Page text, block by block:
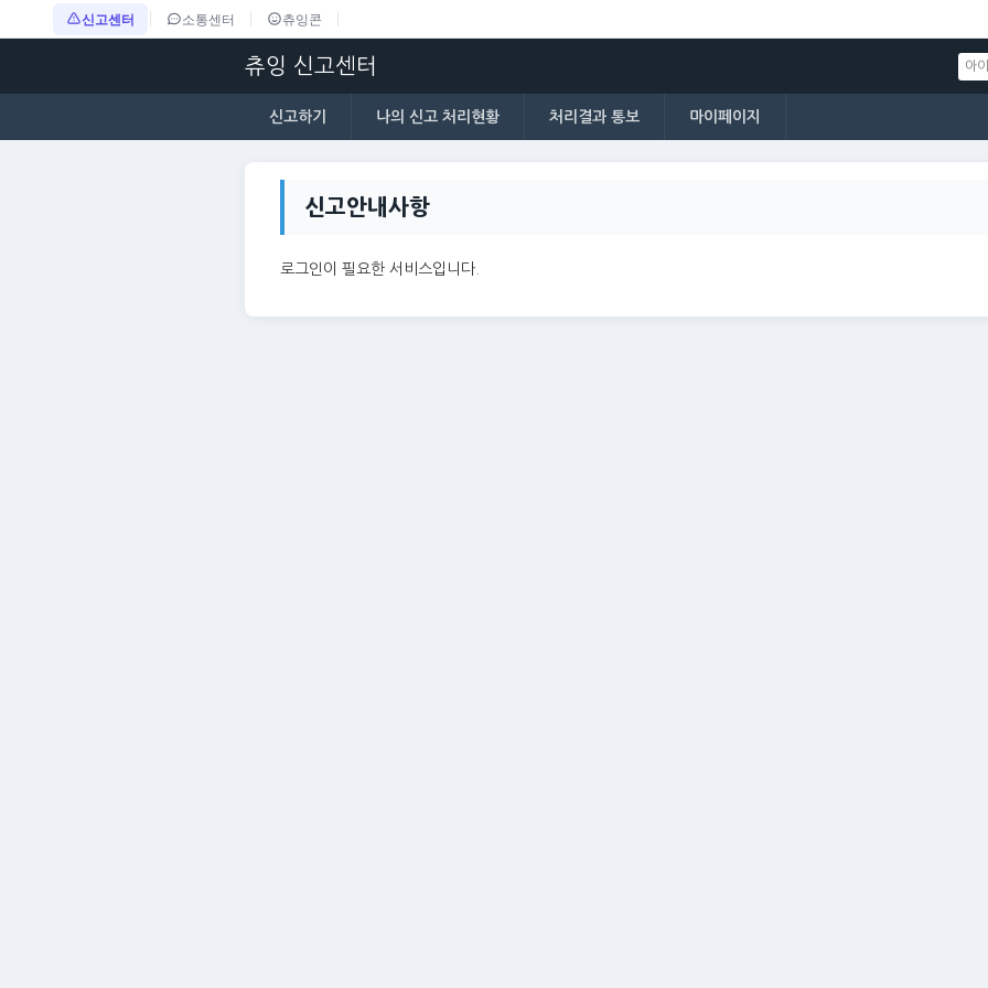
신고센터 소통센터 츄잉콘
츄잉 신고센터
신고하기 나의 신고 처리현황 처리결과 통보 마이페이지
신고안내사항
로그인이 필요한 서비스입니다.